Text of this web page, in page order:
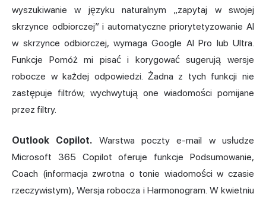
wyszukiwanie w języku naturalnym „zapytaj w swojej
skrzynce odbiorczej” i automatyczne priorytetyzowanie AI
w skrzynce odbiorczej, wymaga Google AI Pro lub Ultra.
Funkcje Pomóż mi pisać i korygować sugerują wersje
robocze w każdej odpowiedzi. Żadna z tych funkcji nie
zastępuje filtrów; wychwytują one wiadomości pomijane
przez filtry.
Outlook Copilot. Warstwa poczty e-mail w usłudze
Microsoft 365 Copilot oferuje funkcje Podsumowanie,
Coach (informacja zwrotna o tonie wiadomości w czasie
rzeczywistym), Wersja robocza i Harmonogram. W kwietniu